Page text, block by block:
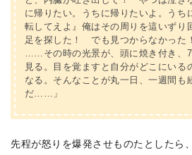
に帰りたい。うちに帰りたいよ。うち
転してえよ』俺はその周りを這いずり
足を探した！ でも見つからなかった！
……その時の光景が、頭に焼き付き、
見る。目を覚ますと自分がどこにいる
なる。そんなことが丸一日、一週間も
だ……」
先程が怒りを爆発させものたとしたら